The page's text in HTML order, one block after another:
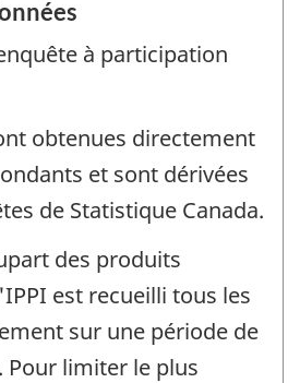
à participation
obtenues directement
et sont dérivées
de Statistique Canada.
des produits
est recueilli tous les
sur une période de
Pour limiter le plus